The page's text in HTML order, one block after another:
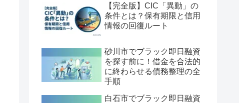
【完全版】CIC「異動」の
条件とは？保有期限と信用
情報の回復ルート
砂川市でブラック即日融資
を探す前に！借金を合法的
に終わらせる債務整理の全
手順
白石市でブラック即日融資